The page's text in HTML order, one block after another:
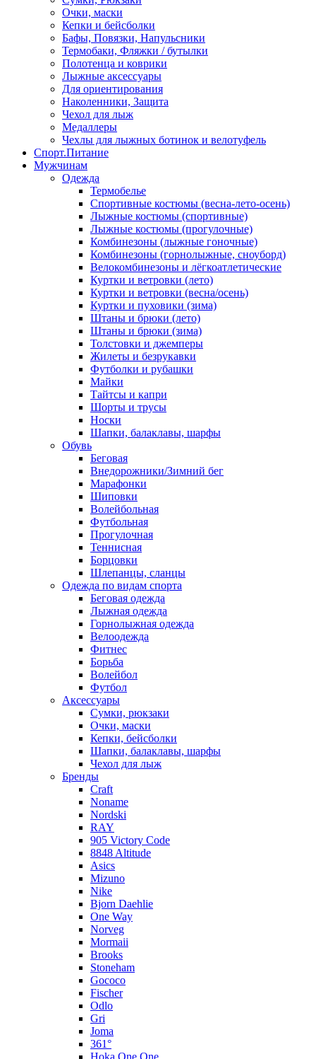
Очки, маски
Кепки и бейсболки
Бафы, Повязки, Напульсники
Термобаки, Фляжки / бутылки
Полотенца и коврики
Лыжные аксессуары
Для ориентирования
Наколенники, Защита
Чехол для лыж
Медаллеры
Чехлы для лыжных ботинок и велотуфель
Спорт.Питание
Мужчинам
Одежда
Термобелье
Спортивные костюмы (весна-лето-осень)
Лыжные костюмы (спортивные)
Лыжные костюмы (прогулочные)
Комбинезоны (лыжные гоночные)
Комбинезоны (горнолыжные, сноуборд)
Велокомбинезоны и лёгкоатлетические
Куртки и ветровки (лето)
Куртки и ветровки (весна/осень)
Куртки и пуховики (зима)
Штаны и брюки (лето)
Штаны и брюки (зима)
Толстовки и джемперы
Жилеты и безрукавки
Футболки и рубашки
Майки
Тайтсы и капри
Шорты и трусы
Носки
Шапки, балаклавы, шарфы
Обувь
Беговая
Внедорожники/Зимний бег
Марафонки
Шиповки
Волейбольная
Футбольная
Прогулочная
Теннисная
Борцовки
Шлепанцы, сланцы
Одежда по видам спорта
Беговая одежда
Лыжная одежда
Горнолыжная одежда
Велоодежда
Фитнес
Борьба
Волейбол
Футбол
Аксессуары
Сумки, рюкзаки
Очки, маски
Кепки, бейсболки
Шапки, балаклавы, шарфы
Чехол для лыж
Бренды
Craft
Noname
Nordski
RAY
905 Victory Code
8848 Altitude
Asics
Mizuno
Nike
Bjorn Daehlie
One Way
Norveg
Mormaii
Brooks
Stoneham
Gococo
Fischer
Odlo
Gri
Joma
361°
Hoka One One